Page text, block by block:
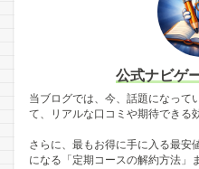
公式ナビゲ
当ブログでは、今、話題になって
て、リアルな口コミや期待できる
さらに、最もお得に手に入る最安
になる「定期コースの解約方法」